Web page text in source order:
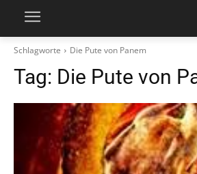
Schlagworte Die Pute von Panem
Tag: Die Pute von